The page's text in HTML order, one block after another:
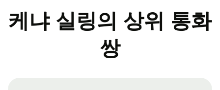
케냐 실링의 상위 통화
쌍